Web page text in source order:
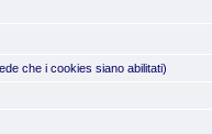
che i cookies siano abilitati)